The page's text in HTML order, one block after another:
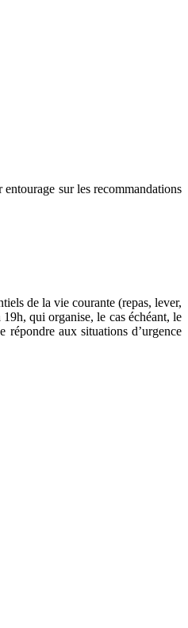
sur les recommandations
de la vie courante (repas, lever,
qui organise, le cas échéant, le
aux situations d’urgence